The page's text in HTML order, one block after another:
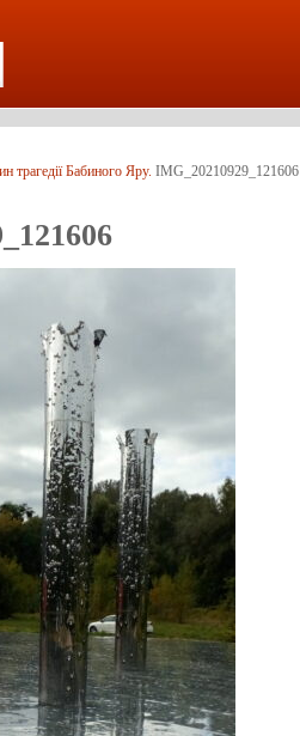
трагедії Бабиного Яру. IMG_20210929_121606